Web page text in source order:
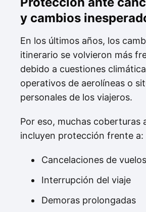
y cambios
En los últimos años, los
itinerario se volvieron más
debido a cuestiones
operativos de aerolíneas o
personales de los viajeros.
Por eso, muchas coberturas
incluyen protección frente a:
Cancelaciones de vuelos
Interrupción del viaje
Demoras prolongadas